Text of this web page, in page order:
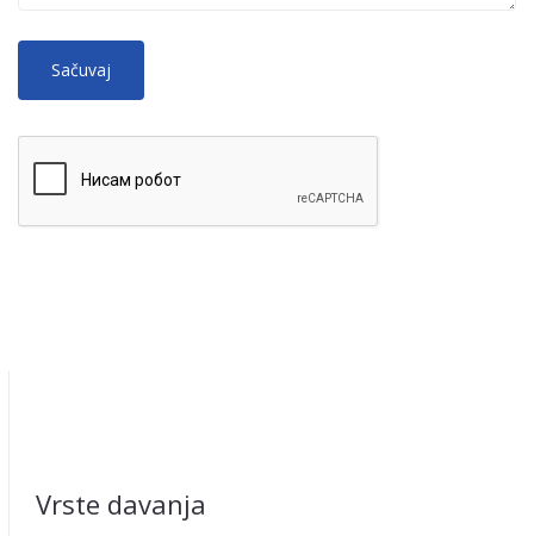
No
HTML
Web page addresses and e-mail addresses turn into links
Lines and paragraphs break automatically.
Vrste davanja